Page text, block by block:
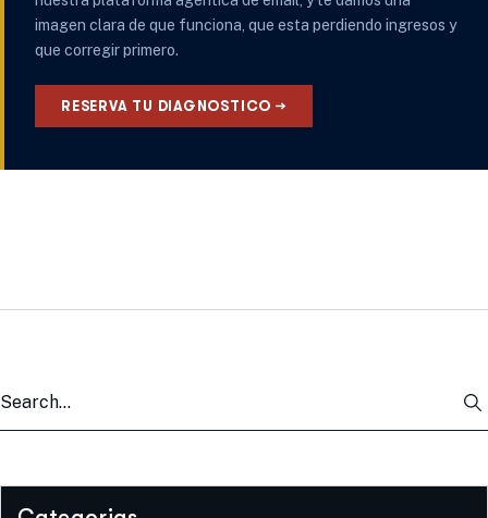
imagen clara de que funciona, que esta perdiendo ingresos y
que corregir primero.
RESERVA TU DIAGNOSTICO →